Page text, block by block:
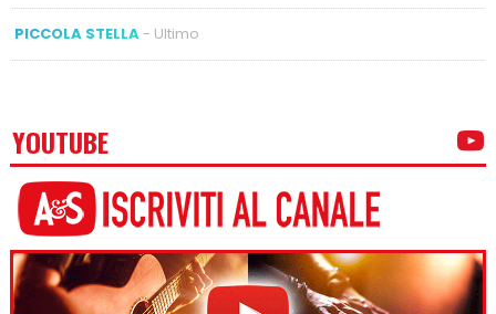
PICCOLA STELLA- Ultimo
YOUTUBE